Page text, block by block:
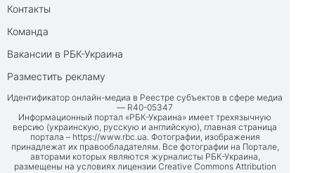
Контакты
Команда
Вакансии в РБК-Украина
Разместить рекламу
Идентификатор онлайн-медиа в Реестре субъектов в сфере медиа
— R40-05347
Информационный портал «РБК-Украина» имеет трехязычную
версию (украинскую, русскую и английскую), главная страница
портала – https://www.rbc.ua. Фотографии, изображения
принадлежат их правообладателям. Все фотографии на Портале,
авторами которых являются журналисты РБК-Украина,
размещены на условиях лицензии Creative Commons Attribution